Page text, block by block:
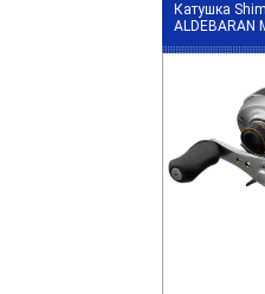
Катушка
ALDEBARAN